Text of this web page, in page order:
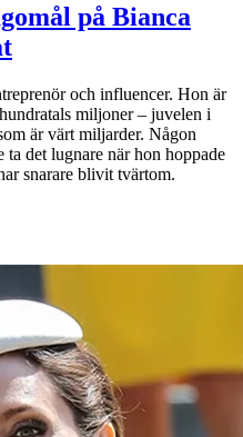
på Bianca
och influencer. Hon är
miljoner – juvelen i
är värt miljarder. Någon
det lugnare när hon hoppade
snarare blivit tvärtom.